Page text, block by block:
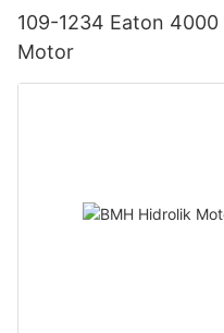
109-1234 Eaton
Motor